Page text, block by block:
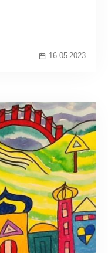
16-05-2023